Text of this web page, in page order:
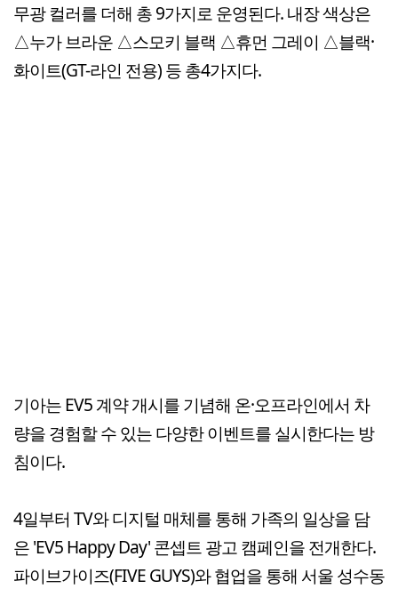
무광 컬러를 더해 총 9가지로 운영된다. 내장 색상은
△누가 브라운 △스모키 블랙 △휴먼 그레이 △블랙·
화이트(GT-라인 전용) 등 총4가지다.
기아는 EV5 계약 개시를 기념해 온·오프라인에서 차
량을 경험할 수 있는 다양한 이벤트를 실시한다는 방
침이다.
4일부터 TV와 디지털 매체를 통해 가족의 일상을 담
은 'EV5 Happy Day' 콘셉트 광고 캠페인을 전개한다.
파이브가이즈(FIVE GUYS)와 협업을 통해 서울 성수동